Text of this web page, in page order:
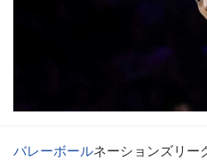
バレーボールネーションズリー